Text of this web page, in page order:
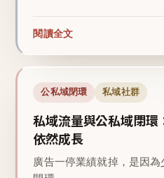
閱讀全文
公私域閉環 私域社群
私域流量與公私域閉環
依然成長
廣告一停業績就掉，是因